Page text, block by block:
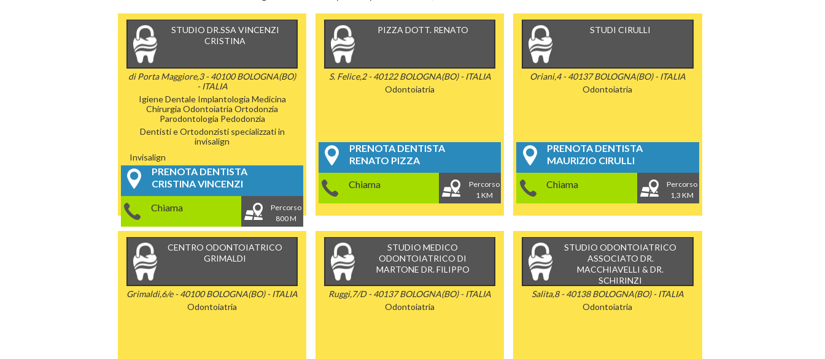
STUDIO DR.SSA VINCENZI
CRISTINA
di Porta Maggiore,3 - 40100 BOLOGNA(BO)
- ITALIA
Igiene Dentale Implantologia Medicina
Chirurgia Odontoiatria Ortodonzia
Parodontologia Pedodonzia
Dentisti e Ortodonzisti specializzati in
invisalign
Invisalign
PRENOTA DENTISTA
CRISTINA VINCENZI
Chiama
Percorso
800 M
PIZZA DOTT. RENATO
S. Felice,2 - 40122 BOLOGNA(BO) - ITALIA
Odontoiatria
PRENOTA DENTISTA
RENATO PIZZA
Chiama
Percorso
1 KM
STUDI CIRULLI
Oriani,4 - 40137 BOLOGNA(BO) - ITALIA
Odontoiatria
PRENOTA DENTISTA
MAURIZIO CIRULLI
Chiama
Percorso
1,3 KM
CENTRO ODONTOIATRICO
GRIMALDI
Grimaldi,6/e - 40100 BOLOGNA(BO) - ITALIA
Odontoiatria
STUDIO MEDICO
ODONTOIATRICO DI
MARTONE DR. FILIPPO
Ruggi,7/D - 40137 BOLOGNA(BO) - ITALIA
Odontoiatria
STUDIO ODONTOIATRICO
ASSOCIATO DR.
MACCHIAVELLI & DR.
SCHIRINZI
Salita,8 - 40138 BOLOGNA(BO) - ITALIA
Odontoiatria